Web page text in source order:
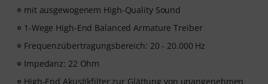
mit ausgewogenem High-Quality Sound
1-Wege High-End Balanced Armature Treiber
Frequenzübertragungsbereich: 20 - 20.000 Hz
Impedanz: 22 Ohm
High-End Akustikfilter zur Glättung von unangenehmen